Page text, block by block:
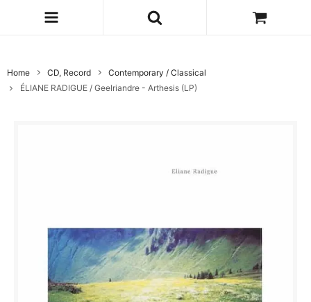
Home CD, Record
Contemporary / Classical
ÉLIANE RADIGUE / Geelriandre - Arthesis (LP)